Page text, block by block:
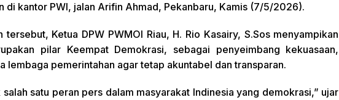
di kantor PWI, jalan Arifin Ahmad, Pekanbaru, Kamis (7/5/2026).
tersebut, Ketua DPW PWMOI Riau, H. Rio Kasairy, S.Sos menyampikan
pilar Keempat Demokrasi, sebagai penyeimbang kekuasaan,
lembaga pemerintahan agar tetap akuntabel dan transparan.
salah satu peran pers dalam masyarakat Indinesia yang demokrasi,” ujar